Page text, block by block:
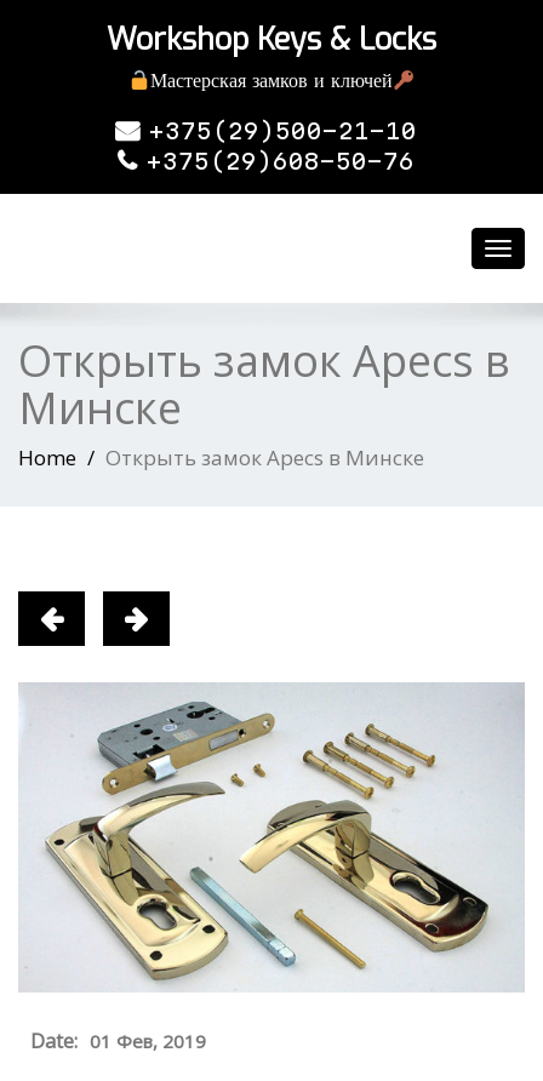
Workshop Keys & Locks
Мастерская замков и ключей
+375(29)500-21-10
+375(29)608-50-76
Открыть замок Apecs в
Минске
Home Открыть замок Apecs в Минске
Date: 01 Фев, 2019